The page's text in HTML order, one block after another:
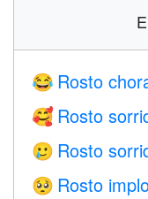
😂 Rosto
🥰 Rosto
🥲 Rosto
🥺 Rosto